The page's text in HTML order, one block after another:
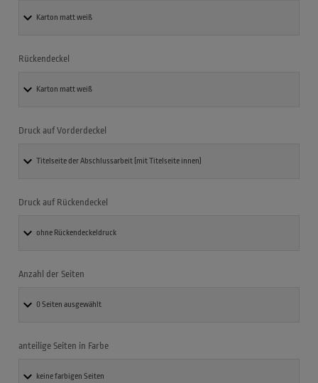
Rückendeckel
Druck auf Vorderdeckel
Druck auf Rückendeckel
Anzahl der Seiten
anteilige Seiten in Farbe